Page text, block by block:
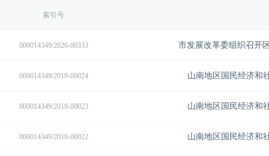
索引号
000014349/2026-00333 市发展改革委组织召开
000014349/2019-00024 山南地区国民经济和
000014349/2019-00023 山南地区国民经济和
000014349/2019-00022 山南地区国民经济和